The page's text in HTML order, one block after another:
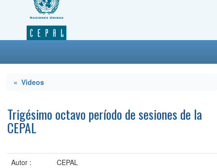
« Videos
Trigésimo octavo período de sesiones de la
CEPAL
Autor :
CEPAL